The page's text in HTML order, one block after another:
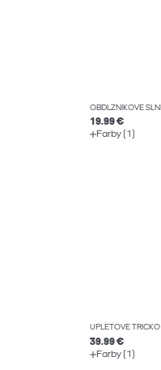
19.99 €
Farby (1)
ÚPLETOVÉ TRIČKO
39.99 €
Farby (1)